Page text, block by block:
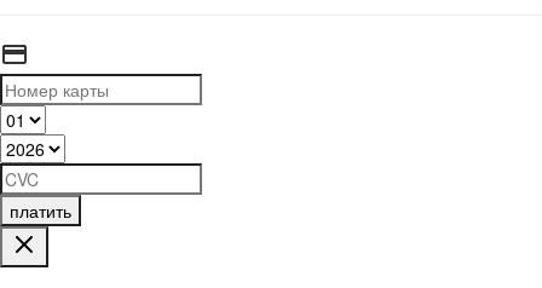
платить